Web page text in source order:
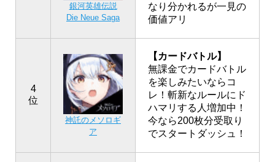
銀河英雄伝説
Die Neue Saga
なり分かれるが一見の
価値アリ
4
位
神託のメソロギ
ア
【カードバトル】
無課金でカードバトル
を楽しみたいならコ
レ！斬新なルールにド
ハマリする人増加中！
今なら200枚分受取り
でスタートダッシュ！